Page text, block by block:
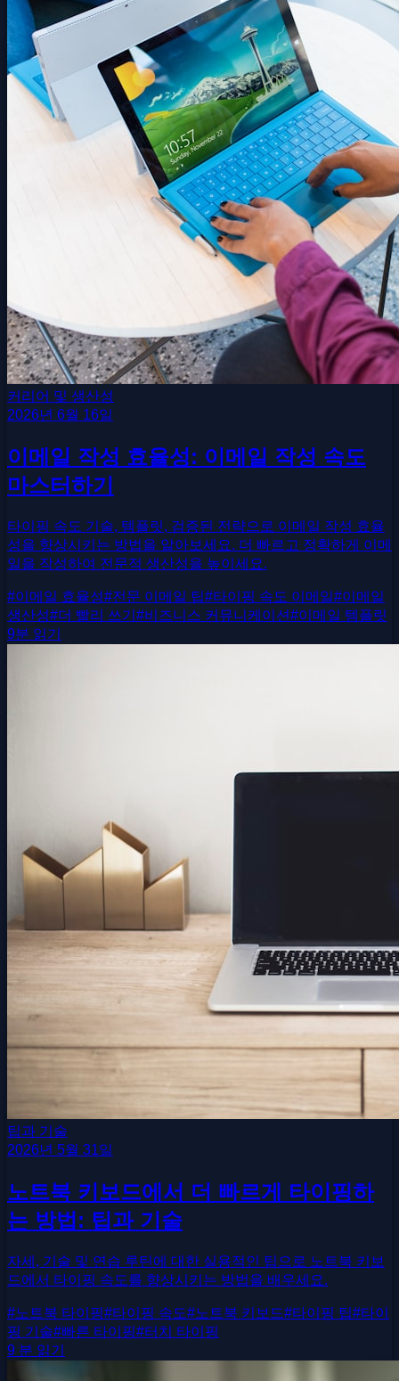
커리어 및 생산성
2026년 6월 16일
이메일 작성 효율성: 이메일 작성 속도
마스터하기
타이핑 속도 기술, 템플릿, 검증된 전략으로 이메일 작성 효율
성을 향상시키는 방법을 알아보세요. 더 빠르고 정확하게 이메
일을 작성하여 전문적 생산성을 높이세요.
#이메일 효율성#전문 이메일 팁#타이핑 속도 이메일#이메일
생산성#더 빨리 쓰기 #비즈니스 커뮤니케이션#이메일 템플릿
9분 읽기
팁과 기술
2026년 5월 31일
노트북 키보드에서 더 빠르게 타이핑하
는 방법: 팁과 기술
자세, 기술 및 연습 루틴에 대한 실용적인 팁으로 노트북 키보
드에서 타이핑 속도를 향상시키는 방법을 배우세요.
#노트북 타이핑#타이핑 속도#노트북 키보드#타이핑 팁#타이
핑 기술#빠른 타이핑#터치 타이핑
9 분 읽기